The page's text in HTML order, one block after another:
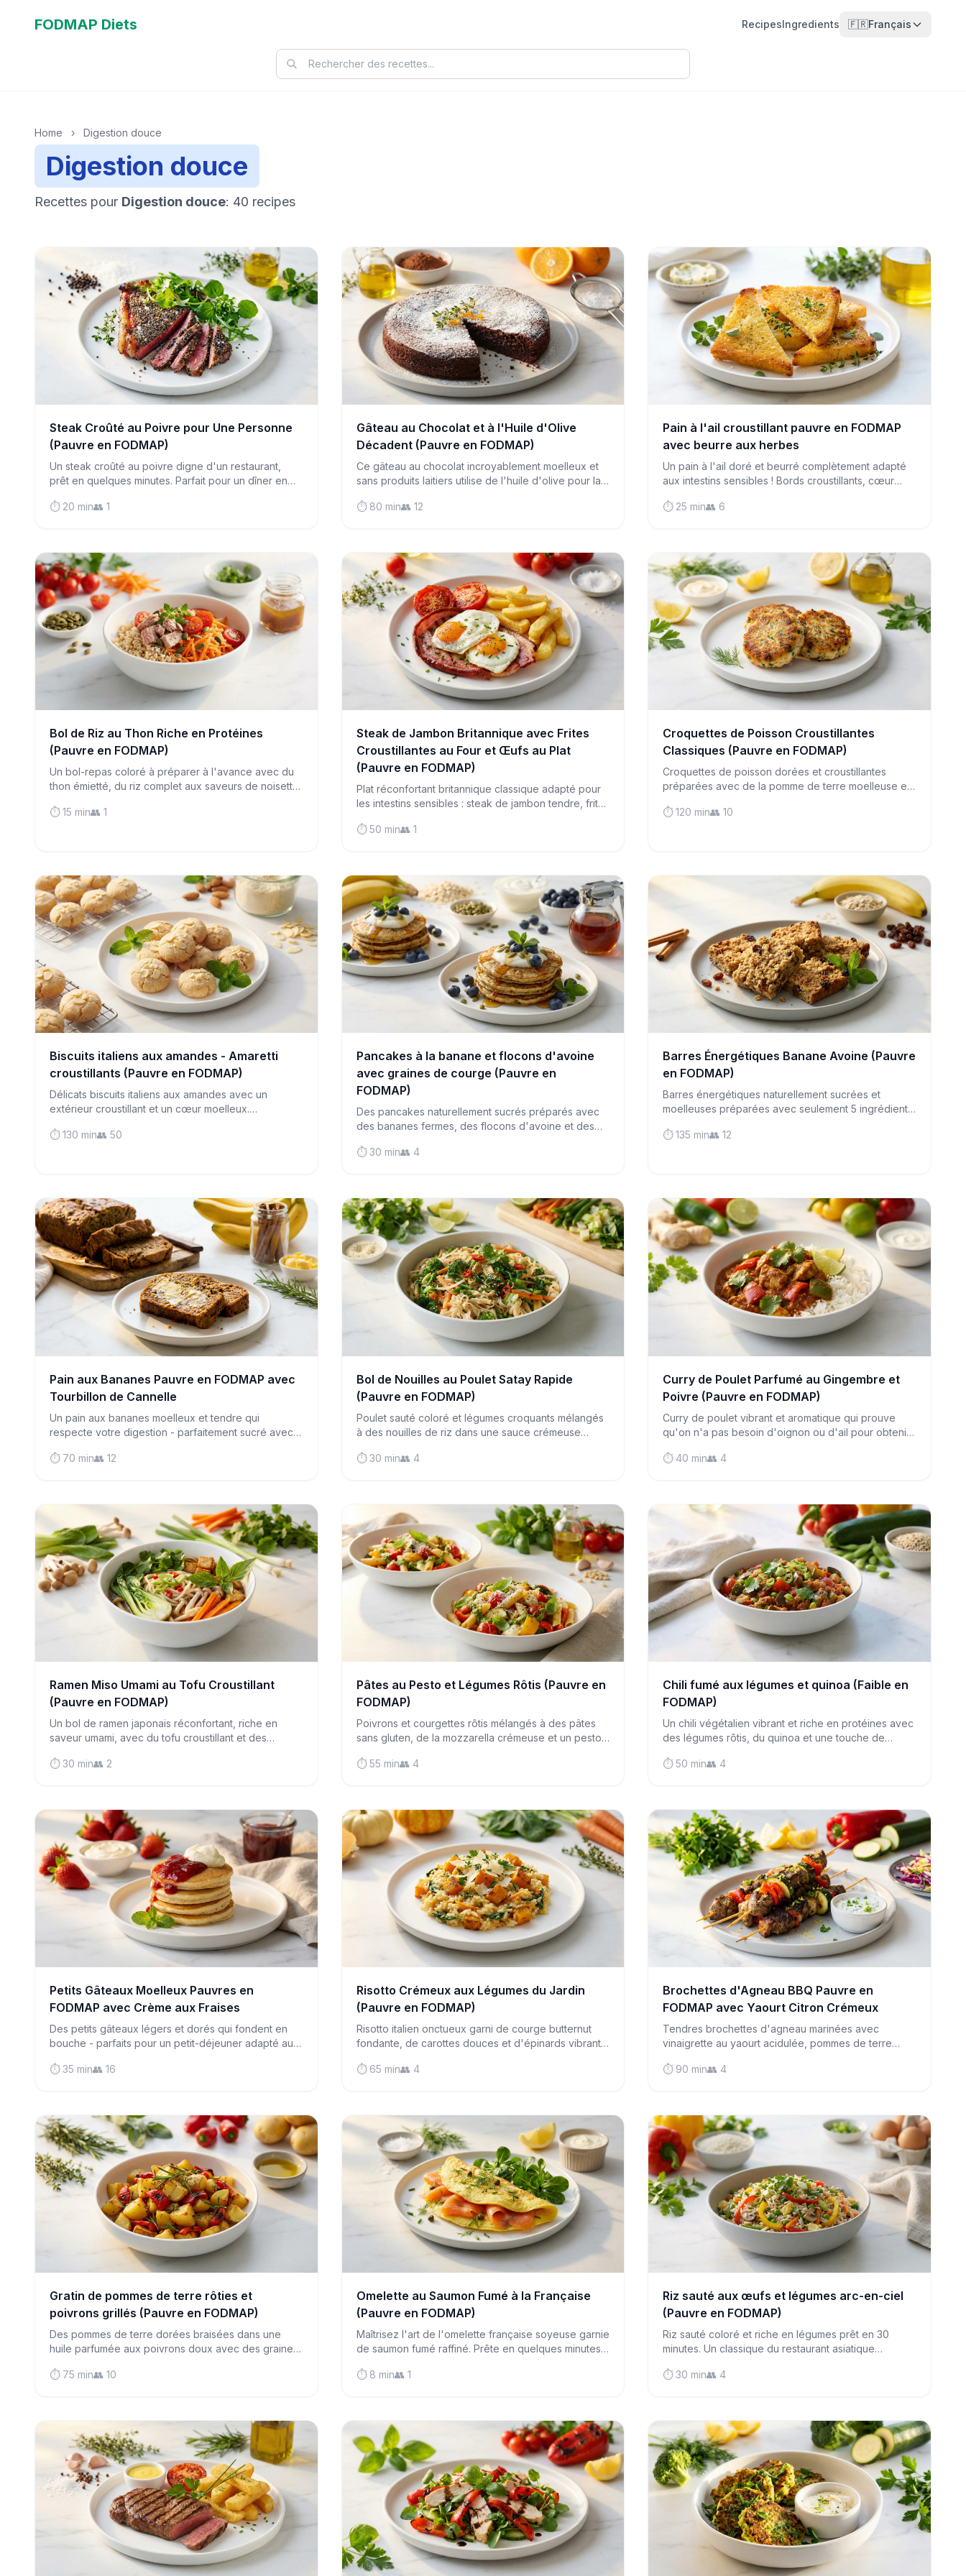
FODMAP Diets RecipesIngredients 🇫🇷Français
Home › Digestion douce
Digestion douce
Recettes pour Digestion douce: 40 recipes
Steak Croûté au Poivre pour Une Personne
(Pauvre en FODMAP)
Un steak croûté au poivre digne d'un restaurant,
prêt en quelques minutes. Parfait pour un dîner en
que cuisiner pour soi peut être luxueux.
⏱️ 20 min👥 1
Gâteau au Chocolat et à l'Huile d'Olive
Décadent (Pauvre en FODMAP)
Ce gâteau au chocolat incroyablement moelleux et
sans produits laitiers utilise de l'huile d'olive pour la
tendre qui fond sur la langue.
⏱️ 80 min👥 12
Pain à l'ail croustillant pauvre en FODMAP
avec beurre aux herbes
Un pain à l'ail doré et beurré complètement adapté
aux intestins sensibles ! Bords croustillants, cœur
parfait pour n'importe quel repas.
⏱️ 25 min👥 6
Bol de Riz au Thon Riche en Protéines
(Pauvre en FODMAP)
Un bol-repas coloré à préparer à l'avance avec du
thon émietté, du riz complet aux saveurs de noisette
préparation de repas et doux pour les estomacs
⏱️ 15 min👥 1
Steak de Jambon Britannique avec Frites
Croustillantes au Four et Œufs au Plat
(Pauvre en FODMAP)
Plat réconfortant britannique classique adapté pour
les intestins sensibles : steak de jambon tendre, frites
rôties dans un repas satisfaisant.
⏱️ 50 min👥 1
Croquettes de Poisson Croustillantes
Classiques (Pauvre en FODMAP)
Croquettes de poisson dorées et croustillantes
préparées avec de la pomme de terre moelleuse et
britannique réconfortant qui ménage les estomacs
⏱️ 120 min👥 10
Biscuits italiens aux amandes - Amaretti
croustillants (Pauvre en FODMAP)
Délicats biscuits italiens aux amandes avec un
extérieur croustillant et un cœur moelleux.
espresso - surveillez simplement vos portions !
⏱️ 130 min👥 50
Pancakes à la banane et flocons d'avoine
avec graines de courge (Pauvre en
FODMAP)
Des pancakes naturellement sucrés préparés avec
des bananes fermes, des flocons d'avoine et des
respectueux du système digestif, à la fois nourrissant
⏱️ 30 min👥 4
Barres Énergétiques Banane Avoine (Pauvre
en FODMAP)
Barres énergétiques naturellement sucrées et
moelleuses préparées avec seulement 5 ingrédients
à emporter, sans sucre raffiné !
⏱️ 135 min👥 12
Pain aux Bananes Pauvre en FODMAP avec
Tourbillon de Cannelle
Un pain aux bananes moelleux et tendre qui
respecte votre digestion - parfaitement sucré avec
personnes souffrant du syndrome de l'intestin
⏱️ 70 min👥 12
Bol de Nouilles au Poulet Satay Rapide
(Pauvre en FODMAP)
Poulet sauté coloré et légumes croquants mélangés
à des nouilles de riz dans une sauce crémeuse
minutes pour les soirs de semaine chargés.
⏱️ 30 min👥 4
Curry de Poulet Parfumé au Gingembre et
Poivre (Pauvre en FODMAP)
Curry de poulet vibrant et aromatique qui prouve
qu'on n'a pas besoin d'oignon ou d'ail pour obtenir
avec des ingrédients respectueux de l'intestin.
⏱️ 40 min👥 4
Ramen Miso Umami au Tofu Croustillant
(Pauvre en FODMAP)
Un bol de ramen japonais réconfortant, riche en
saveur umami, avec du tofu croustillant et des
respectueux de votre système digestif.
⏱️ 30 min👥 2
Pâtes au Pesto et Légumes Rôtis (Pauvre en
FODMAP)
Poivrons et courgettes rôtis mélangés à des pâtes
sans gluten, de la mozzarella crémeuse et un pesto
semaine savoureux.
⏱️ 55 min👥 4
Chili fumé aux légumes et quinoa (Faible en
FODMAP)
Un chili végétalien vibrant et riche en protéines avec
des légumes rôtis, du quinoa et une touche de
désagréments digestifs.
⏱️ 50 min👥 4
Petits Gâteaux Moelleux Pauvres en
FODMAP avec Crème aux Fraises
Des petits gâteaux légers et dorés qui fondent en
bouche - parfaits pour un petit-déjeuner adapté au
⏱️ 35 min👥 16
Risotto Crémeux aux Légumes du Jardin
(Pauvre en FODMAP)
Risotto italien onctueux garni de courge butternut
fondante, de carottes douces et d'épinards vibrants.
étonnamment facile à maîtriser.
⏱️ 65 min👥 4
Brochettes d'Agneau BBQ Pauvre en
FODMAP avec Yaourt Citron Crémeux
Tendres brochettes d'agneau marinées avec
vinaigrette au yaourt acidulée, pommes de terre
complet sans FODMAP parfait pour les grillades
⏱️ 90 min👥 4
Gratin de pommes de terre rôties et
poivrons grillés (Pauvre en FODMAP)
Des pommes de terre dorées braisées dans une
huile parfumée aux poivrons doux avec des graines
accompagnement spectaculaire, naturellement
⏱️ 75 min👥 10
Omelette au Saumon Fumé à la Française
(Pauvre en FODMAP)
Maîtrisez l'art de l'omelette française soyeuse garnie
de saumon fumé raffiné. Prête en quelques minutes,
les estomacs sensibles.
⏱️ 8 min👥 1
Riz sauté aux œufs et légumes arc-en-ciel
(Pauvre en FODMAP)
Riz sauté coloré et riche en légumes prêt en 30
minutes. Un classique du restaurant asiatique
facile à digérer.
⏱️ 30 min👥 4